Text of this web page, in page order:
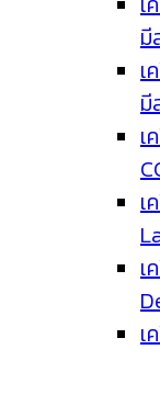
มี
เ
มี
เ
เ
เ
เ